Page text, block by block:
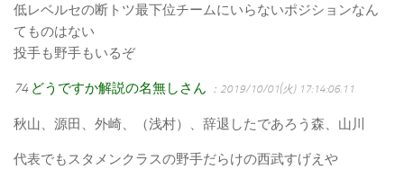
低レベルセの断トツ最下位チームにいらないポジションなん
てものはない
投手も野手もいるぞ
74 どうですか解説の名無しさん ：2019/10/01(火) 17:14:06.11
秋山、源田、外崎、（浅村）、辞退したであろう森、山川
代表でもスタメンクラスの野手だらけの西武すげえや